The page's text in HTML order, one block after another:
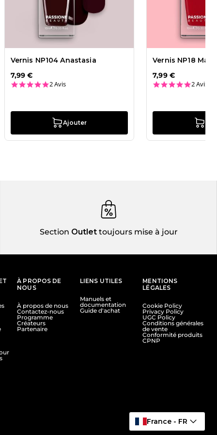
Vernis NP104 Anastasia
7,99 €
5.0 star rating
2 Avis
Ajouter
Vernis NP18
7,99 €
5.0
2 Avis
Section Outlettoujours mise à jour
À PROPOS DE
NOUS
À propos de nous
Contactez-nous
Programme
Créateurs
Partenaire
LIENS UTILES
Manuels et
documentation
Guide d'achat
MENTIONS
LÉGALES
Cookie Policy
Privacy Policy
UGC Policy
Conditions générales
de vente
Conformité produits
CPNP
France - FR